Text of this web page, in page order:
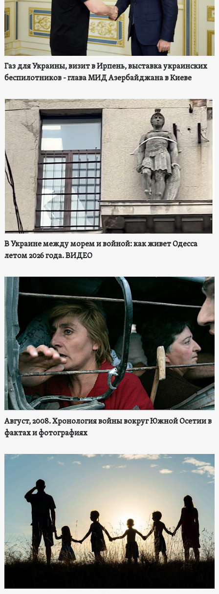
Газ для Украины, визит в Ирпень, выставка украинских
беспилотников - глава МИД Азербайджана в Киеве
В Украине между морем и войной: как живет Одесса
летом 2026 года. ВИДЕО
Август, 2008. Хронология войны вокруг Южной Осетии в
фактах и фотографиях